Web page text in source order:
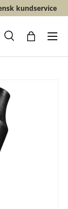
kundservice
Sök
Meny